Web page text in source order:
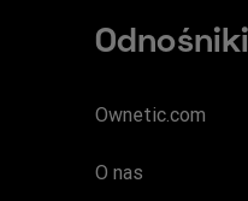
Odnośniki
Ownetic.com
O nas